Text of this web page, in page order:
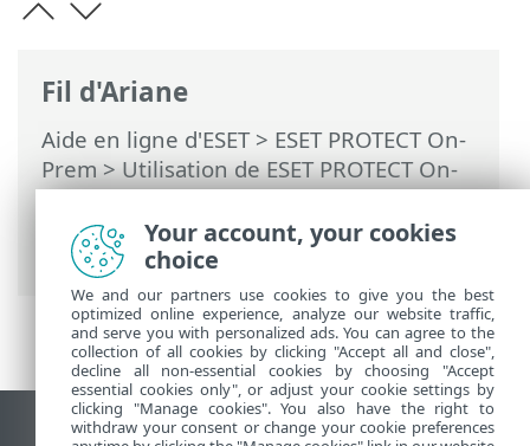
Fil d'Ariane
Aide en ligne d'ESET> ESET PROTECT On-
Prem>Utilisation de ESET PROTECT On-
Prem>ESET PROTECT On-Prem Menu
principal
>Tâches>Aperçu des tâches>
Détails de la tâche
Your account, your cookies
choice
We and our partners use cookies to give you the best
optimized online experience, analyze our website traffic,
and serve you with personalized ads. You can agree to the
collection of all cookies by clicking "Accept all and close",
decline all non-essential cookies by choosing "Accept
essential cookies only", or adjust your cookie settings by
clicking "Manage cookies". You also have the right to
withdraw your consent or change your cookie preferences